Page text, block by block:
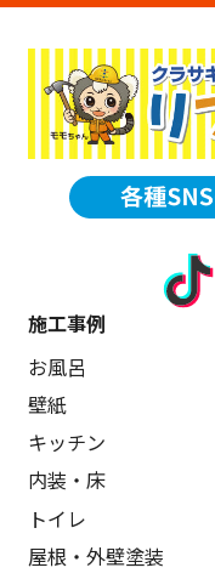
施工事例
お風呂
壁紙
キッチン
内装・床
トイレ
屋根・外壁塗装